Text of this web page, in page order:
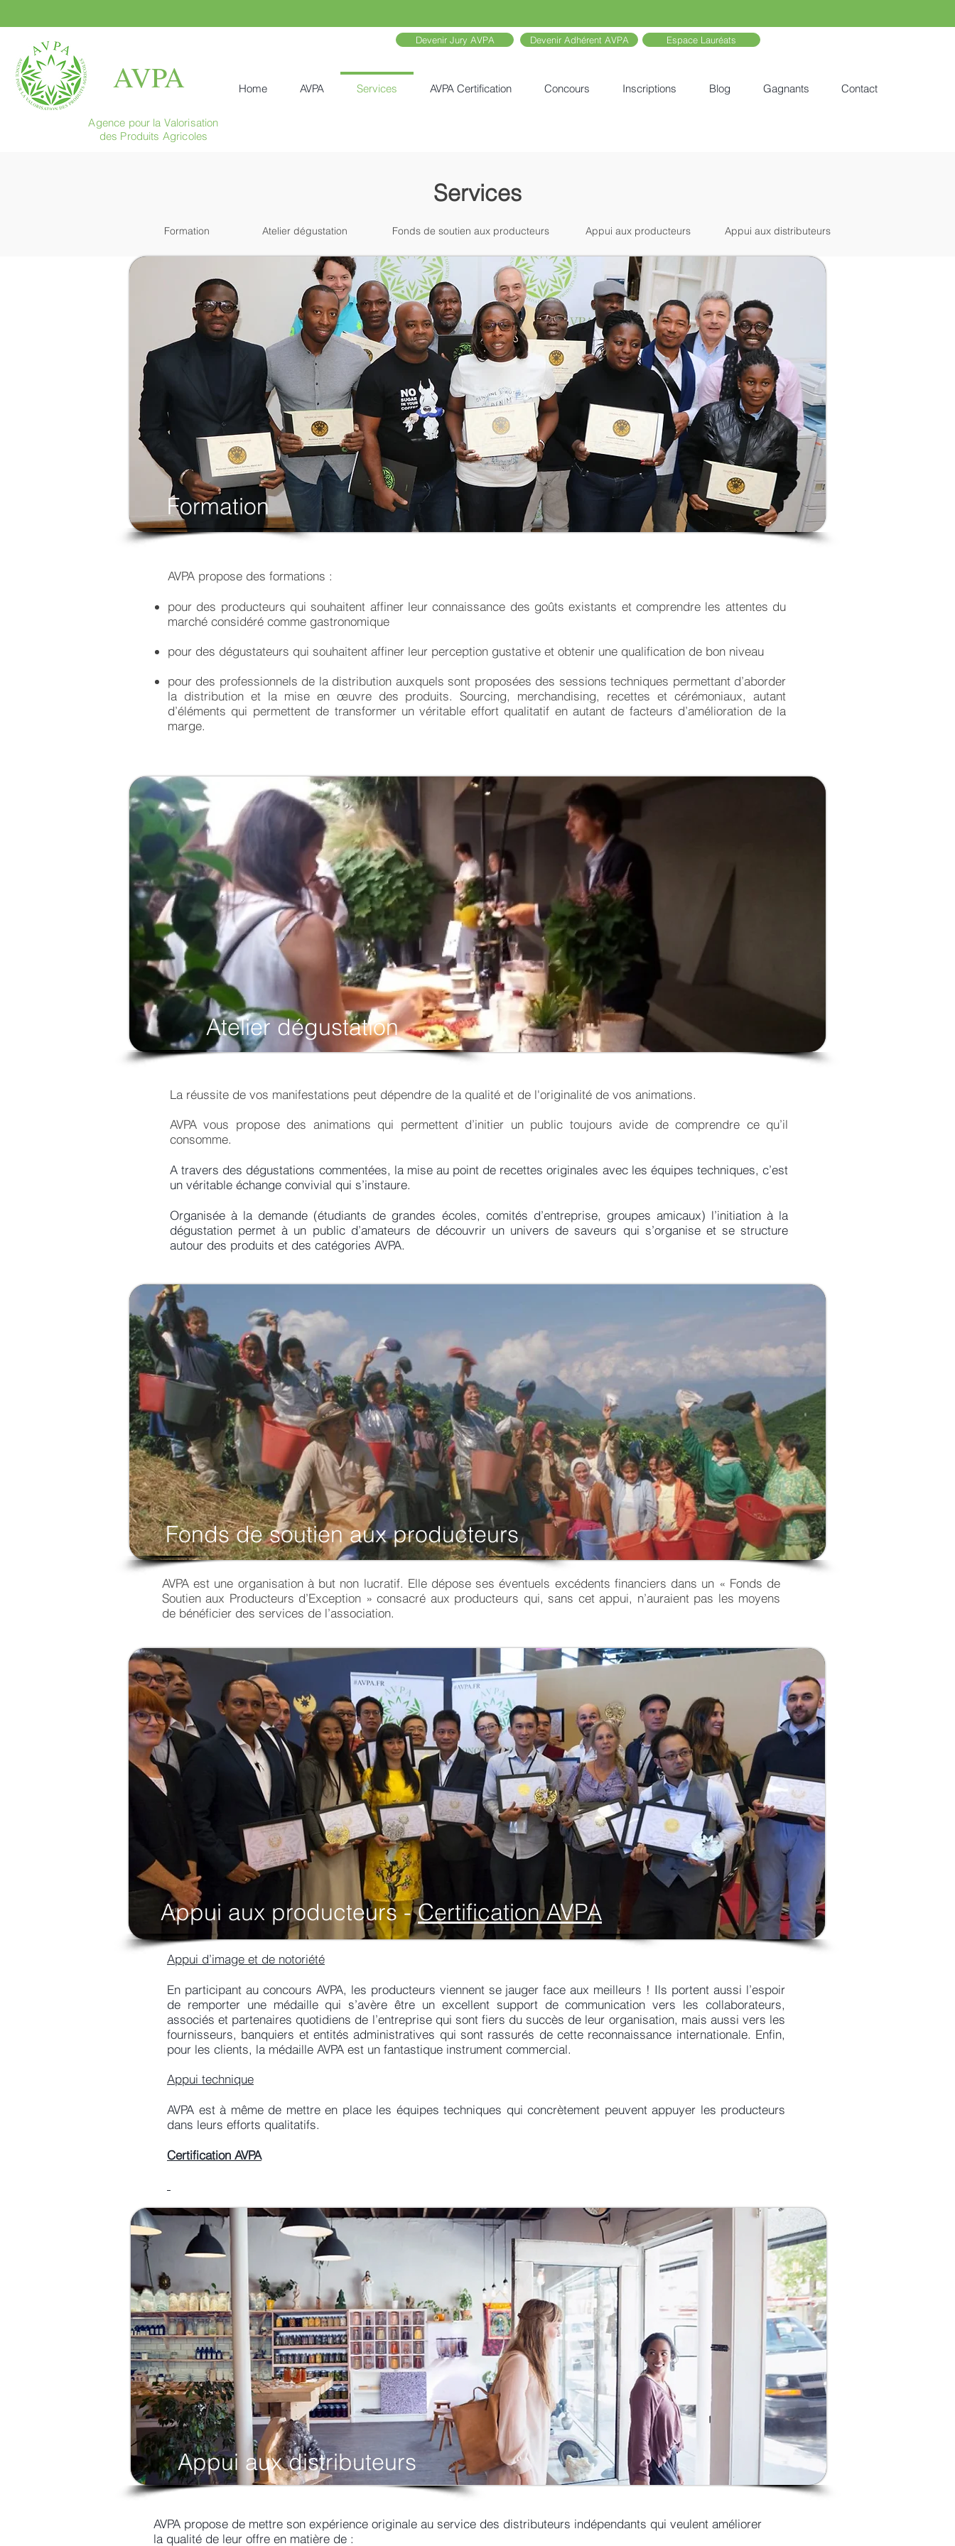
AVPA
Devenir Jury AVPA Devenir Adhérent AVPA Espace Lauréats
Home AVPA Services AVPA Certification Concours Inscriptions Blog Gagnants Contact
Agence pour la Valorisation
des Produits Agricoles
Services
Formation Atelier dégustation Fonds de soutien aux producteurs Appui aux producteurs Appui aux distributeurs
Formation
AVPA propose des formations :
pour des producteurs qui souhaitent affiner leur connaissance des goûts existants et comprendre les attentes du
marché considéré comme gastronomique
pour des dégustateurs qui souhaitent affiner leur perception gustative et obtenir une qualification de bon niveau
pour des professionnels de la distribution auxquels sont proposées des sessions techniques permettant d’aborder
la distribution et la mise en œuvre des produits. Sourcing, merchandising, recettes et cérémoniaux, autant
d’éléments qui permettent de transformer un véritable effort qualitatif en autant de facteurs d’amélioration de la
marge.
Atelier dégustation
La réussite de vos manifestations peut dépendre de la qualité et de l'originalité de vos animations.
AVPA vous propose des animations qui permettent d’initier un public toujours avide de comprendre ce qu’il
consomme.
A travers des dégustations commentées, la mise au point de recettes originales avec les équipes techniques, c’est
un véritable échange convivial qui s’instaure.
Organisée à la demande (étudiants de grandes écoles, comités d’entreprise, groupes amicaux) l’initiation à la
dégustation permet à un public d’amateurs de découvrir un univers de saveurs qui s’organise et se structure
autour des produits et des catégories AVPA.
Fonds de soutien aux producteurs
AVPA est une organisation à but non lucratif. Elle dépose ses éventuels excédents financiers dans un « Fonds de
Soutien aux Producteurs d’Exception » consacré aux producteurs qui, sans cet appui, n’auraient pas les moyens
de bénéficier des services de l’association.
Appui aux producteurs -Certification AVPA
Appui d’image et de notoriété
En participant au concours AVPA, les producteurs viennent se jauger face aux meilleurs ! Ils portent aussi l’espoir
de remporter une médaille qui s’avère être un excellent support de communication vers les collaborateurs,
associés et partenaires quotidiens de l’entreprise qui sont fiers du succès de leur organisation, mais aussi vers les
fournisseurs, banquiers et entités administratives qui sont rassurés de cette reconnaissance internationale. Enfin,
pour les clients, la médaille AVPA est un fantastique instrument commercial.
Appui technique
AVPA est à même de mettre en place les équipes techniques qui concrètement peuvent appuyer les producteurs
dans leurs efforts qualitatifs.
Certification AVPA
Appui aux distributeurs
AVPA propose de mettre son expérience originale au service des distributeurs indépendants qui veulent améliorer
la qualité de leur offre en matière de :